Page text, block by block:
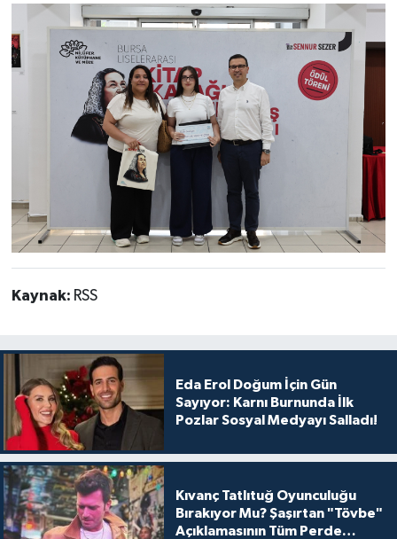
Kaynak: RSS
Eda Erol Doğum İçin Gün
Sayıyor: Karnı Burnunda İlk
Pozlar Sosyal Medyayı Salladı!
Kıvanç Tatlıtuğ Oyunculuğu
Bırakıyor Mu? Şaşırtan "Tövbe"
Açıklamasının Tüm Perde